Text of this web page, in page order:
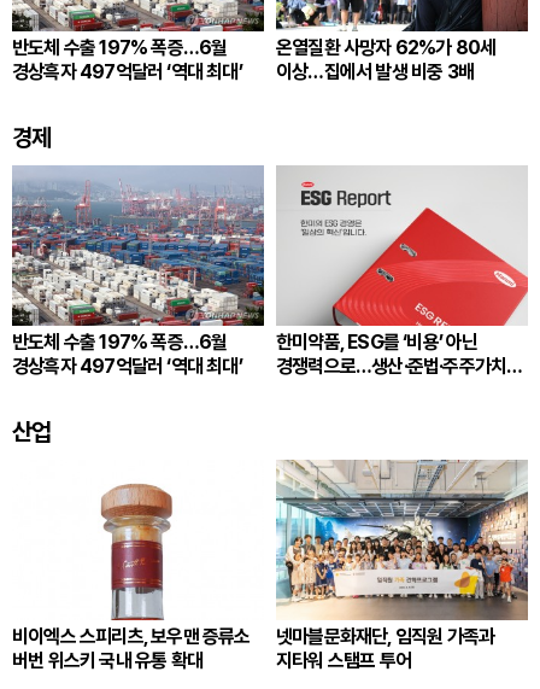
반도체 수출 197% 폭증…6월
경상흑자 497억달러 ‘역대 최대’
온열질환 사망자 62%가 80세
이상…집에서 발생 비중 3배
경제
반도체 수출 197% 폭증…6월
경상흑자 497억달러 ‘역대 최대’
한미약품, ESG를 ‘비용’ 아닌
경쟁력으로…생산·준법·주주가치
산업
비이엑스 스피리츠, 보우맨 증류소
버번 위스키 국내 유통 확대
넷마블문화재단, 임직원 가족과
지타워 스탬프 투어